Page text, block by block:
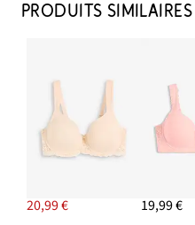
PRODUITS SIMILAIRES
20,99 € 19,99 €